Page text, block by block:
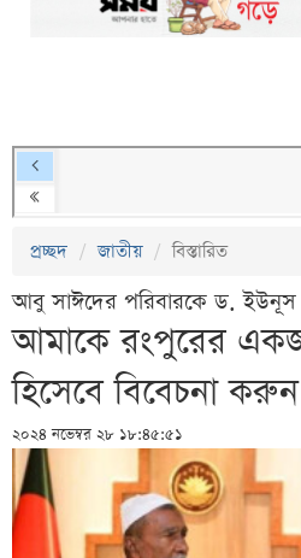
প্রচ্ছদ জাতীয় বিস্তারিত
আবু সাঈদের পরিবারকে ড. ইউনূস
আমাকে রংপুরের
হিসেবে বিবেচনা করুন
২০২৪ নভেম্বর ২৮ ১৮:৪৫:৫১